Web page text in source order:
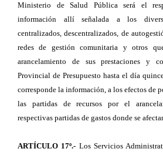
Ministerio de Salud Pública será el
información allí señalada a los
centralizados, descentralizados, de
redes de gestión comunitaria y otros
arancelamiento de sus prestaciones y
Provincial de Presupuesto hasta el día
corresponde la información, a los efectos de
las partidas de recursos por el
respectivas partidas de gastos donde se
ARTÍCULO 17º.- Los Servicios